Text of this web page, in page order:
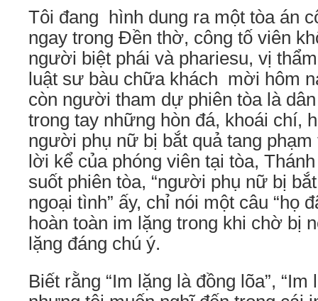
Tôi đang hình dung ra một tòa án
ngay trong Đền thờ, công tố viên
người biệt phái và phariesu, vị
luật sư bàu chữa khách mời hôm
còn người tham dự phiên tòa là
trong tay những hòn đá, khoái chí,
người phụ nữ bị bắt quả tang
lời kể của phóng viên tại tòa,
suốt phiên tòa, “người phụ nữ bị
ngoại tình” ấy, chỉ nói một câu “họ
hoàn toàn im lặng trong khi chờ bị
lặng đáng chú ý.
Biết rằng “Im lặng là đồng lõa”, “Im